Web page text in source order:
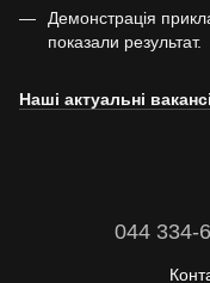
Демонстрація
показали результат.
Наші актуальні
044 334-